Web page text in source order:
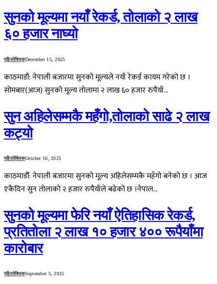
सुनको मूल्यमा नयाँ रेकर्ड, तोलाको २ लाख
६० हजार नाघ्यो
पहिलोक्लिकDecember 15, 2025
काठमाडौं: नेपाली बजारमा सुनको मूल्यले नयाँ रेकर्ड कायम गरेको छ ।
सोमबार(आज) सुनको मूल्य तोलामा २ लाख ६० हजार रुपैयाँ…
सुन अहिलेसम्मकै महँगो,तोलाको साढे २ लाख
कट्यो
पहिलोक्लिकOctober 16, 2025
काठमाडौँ: नेपाली बजारमा सुनको मूल्य अहिलेसम्मकै महँगो बनेको छ । आज
एकैदिन सुन तोलाको २ हजार रुपैयाँले बढेको छ ।नेपाल…
सुनको मूल्यमा फेरि नयाँ ऐतिहासिक रेकर्ड,
प्रतितोला २ लाख १० हजार ४०० रूपैयाँमा
कारोबार
पहिलोक्लिकSeptember 5, 2025